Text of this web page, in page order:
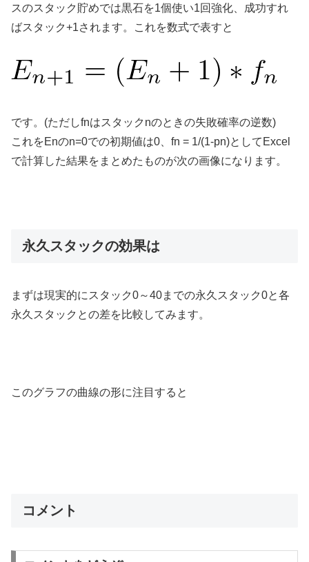
スのスタック貯めでは黒石を1個使い1回強化、成功すれ
ばスタック+1されます。これを数式で表すと
です。(ただしfnはスタックnのときの失敗確率の逆数)
これをEnのn=0での初期値は0、fn = 1/(1-pn)としてExcel
で計算した結果をまとめたものが次の画像になります。
永久スタックの効果は
まずは現実的にスタック0～40までの永久スタック0と各
永久スタックとの差を比較してみます。
このグラフの曲線の形に注目すると
コメント